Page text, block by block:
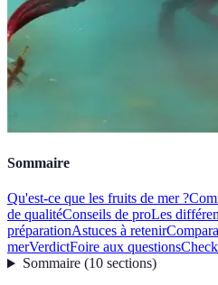
Sommaire
Qu'est-ce que les fruits de mer ?
de qualitéConseils de proLes
préparationAstuces à retenir
merVerdictFoire aux questions
Sommaire(10 sections)